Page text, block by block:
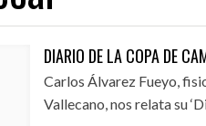
EN EL EXILIO
01/08/2026
¡QUE OS DEN
DIARIO DE LA COPA DE
Carlos Álvarez Fueyo,
Vallecano, nos relata su